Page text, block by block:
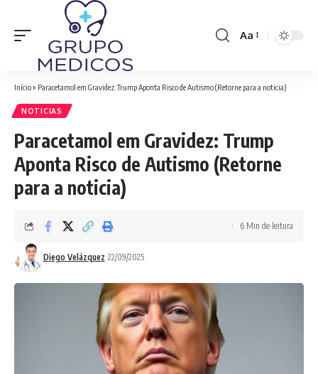
Font
Aa
Início» Paracetamol em Gravidez: Trump Aponta Risco de Autismo (Retorne para a noticia)
NOTICIAS
Paracetamol em Gravidez: Trump
Aponta Risco de Autismo (Retorne
para a noticia)
Diego Velázquez 22/09/2025
6 Min de leitura